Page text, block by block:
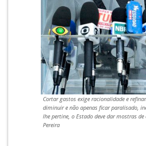
Cortar gastos exige racionalidade e
diminuir e não apenas ficar paralisado,
lhe pertine, o Estado deve dar mostras de
Pereira